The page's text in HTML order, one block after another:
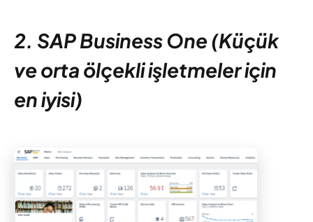
2. SAP Business One (Küçük
ve orta ölçekli işletmeler için
en iyisi)